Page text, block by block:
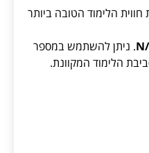
הלימוד הטובה ביותר
. ניתן להשתמש במספר
הלימוד המקוונת.